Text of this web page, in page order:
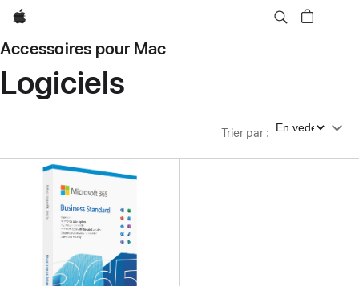
Apple
Accessoires pour Mac
Logiciels
Trier par : Trier par